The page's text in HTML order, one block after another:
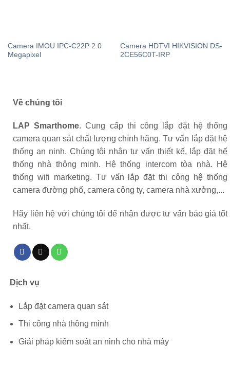
Camera IMOU IPC-C22P 2.0
Megapixel
Camera HDTVI HIKVISION DS-
2CE56C0T-IRP
Về chúng tôi
LAP Smarthome. Cung cấp thi công lắp đặt hệ thống
camera quan sát chất lượng chính hãng. Tư vấn lắp đặt hệ
thống an ninh. Chúng tôi nhận tư vấn thiết kế, lắp đặt hế
thống nhà thông minh. Hệ thống intercom tòa nhà. Hệ
thống wifi marketing. Tư vấn lắp đặt thi công hệ thống
camera đường phố, camera công ty, camera nhà xưởng,...
Hãy liên hệ với chúng tôi để nhận được tư vấn báo giá tốt
nhất.
Dịch vụ
Lắp đặt camera quan sát
Thi công nhà thông minh
Giải pháp kiểm soát an ninh cho nhà máy